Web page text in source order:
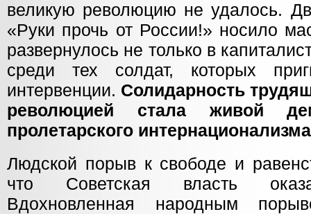
великую революцию не удалось.
«Руки прочь от России!» носило
развернулось не только в
среди тех солдат, которых
интервенции. Солидарность
революцией стала живой
пролетарского интернационализма
Людской порыв к свободе и
что Советская власть
Вдохновленная народным